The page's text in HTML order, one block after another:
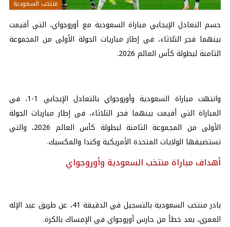
منتخب السعودية
حسم التعادل الإيجابي مباراة السعودية مع أوروجواي، التي أقيمت
بينهما فجر الثلاثاء، في إطار مباريات الجولة الأولى من المجموعة
الثامنة لبطولة كأس العالم 2026.
وانتهت مباراة السعودية وأوروجواي بالتعادل الإيجابي 1-1، في
المباراة التي أقيمت بينهما فجر الثلاثاء، في إطار مباريات الجولة
الأولى من المجموعة الثامنة لبطولة كأس العالم 2026، والتي
تستضيفها الولايات المتحدة الأمريكية وكندا والمكسيك.
أهداف مباراة منتخب السعودية وأوروجواي
بادر منتخب السعودية بالتسجيل في الدقيقة 41، عن طريق عبد الإله
العمري، بعد خطأ من حارس أوروجواي في الإمساك بالكرة.